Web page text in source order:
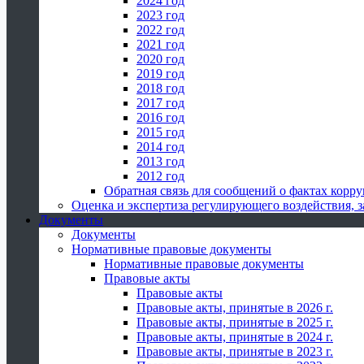
2023 год
2022 год
2021 год
2020 год
2019 год
2018 год
2017 год
2016 год
2015 год
2014 год
2013 год
2012 год
Обратная связь для сообщений о фактах
Оценка и экспертиза регулирующего
Документы
Документы
Нормативные правовые документы
Нормативные правовые документы
Правовые акты
Правовые акты
Правовые акты, принятые в 2026 г.
Правовые акты, принятые в 2025 г.
Правовые акты, принятые в 2024 г.
Правовые акты, принятые в 2023 г.